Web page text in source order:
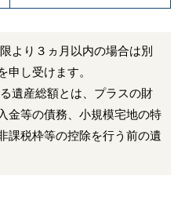
より３ヵ月以内の場合は別
申し受けます。
遺産総額とは、プラスの財
金等の債務、小規模宅地の特
課税枠等の控除を行う前の遺